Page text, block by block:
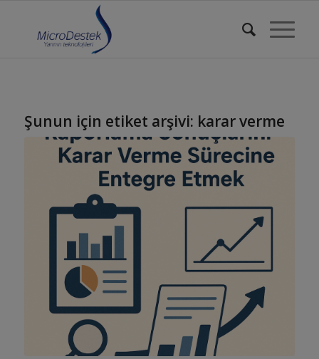
Şunun için etiket arşivi: karar verme